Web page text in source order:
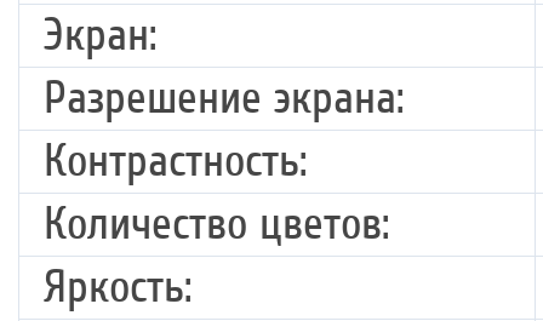
Экран:
Разрешение экрана:
Контрастность:
Количество цветов:
Яркость: